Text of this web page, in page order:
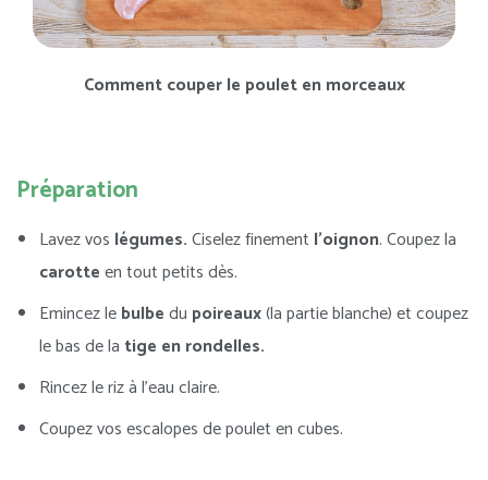
Comment couper le poulet en morceaux
Préparation
Lavez vos légumes.Ciselez finement l’oignon. Coupez la
carotteen tout petits dès.
Emincez lebulbedu poireaux(la partie blanche) et coupez
le bas de la tige en rondelles.
Rincez le riz à l’eau claire.
Coupez vos escalopes de poulet en cubes.